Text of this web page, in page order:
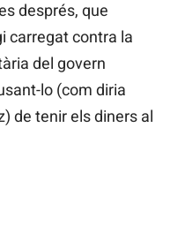
després, que
carregat contra la
del govern
lo (com diria
de tenir els diners al